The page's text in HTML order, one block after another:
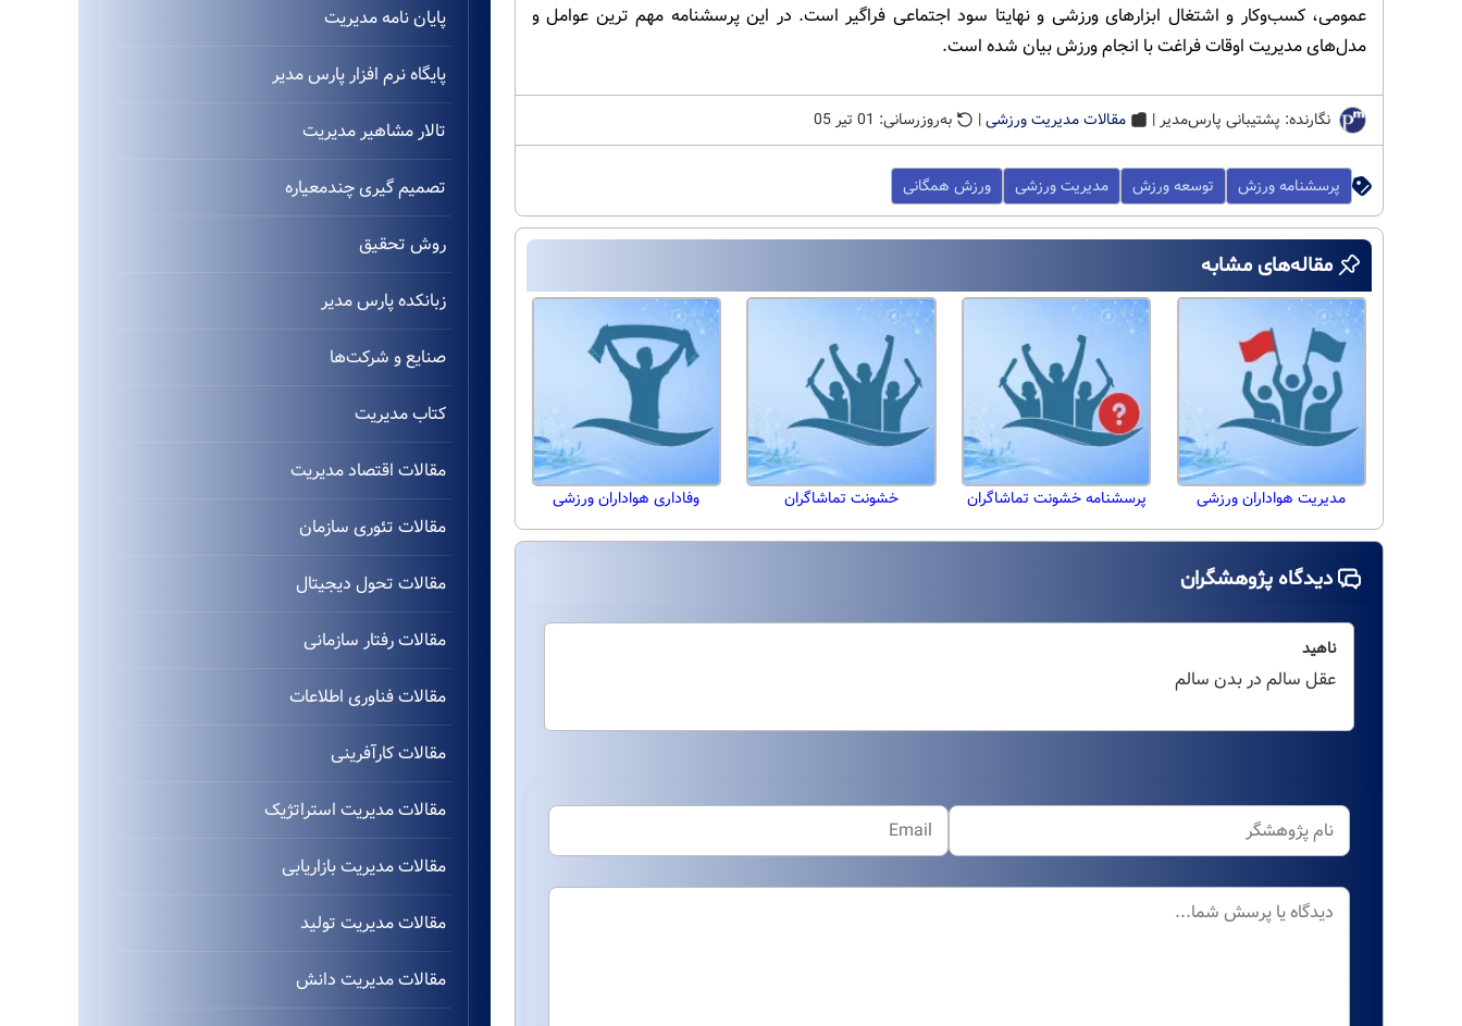
عمومی، کسب‌وکار و اشتغال ابزارهای ورزشی و نهایتا سود اجتماعی فراگیر است. در این پرسشنامه مهم ترین عوامل و
مدل‌های مدیریت اوقات فراغت با انجام ورزش بیان شده است.
نگارنده: پشتیبانی پارس‌مدیر | مقالات مدیریت ورزشی| به‌روزرسانی: 01 تیر 05
پرسشنامه ورزش توسعه ورزش مدیریت ورزشی ورزش همگانی
مقاله‌های مشابه
مدیریت هواداران ورزشی پرسشنامه خشونت تماشاگران خشونت تماشاگران وفاداری هواداران ورزشی
دیدگاه پژوهشگران
ناهید
عقل سالم در بدن سالم
پایان نامه مدیریت
پایگاه نرم افزار پارس مدیر
تالار مشاهیر مدیریت
تصمیم گیری چندمعیاره
روش تحقیق
زبانکده پارس مدیر
صنایع و شرکت‌ها
کتاب مدیریت
مقالات اقتصاد مدیریت
مقالات تئوری سازمان
مقالات تحول دیجیتال
مقالات رفتار سازمانی
مقالات فناوری اطلاعات
مقالات کارآفرینی
مقالات مدیریت استراتژیک
مقالات مدیریت بازاریابی
مقالات مدیریت تولید
مقالات مدیریت دانش